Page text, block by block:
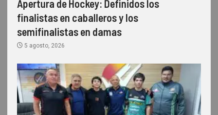
Apertura de Hockey: Definidos los
finalistas en caballeros y los
semifinalistas en damas
5 agosto, 2026